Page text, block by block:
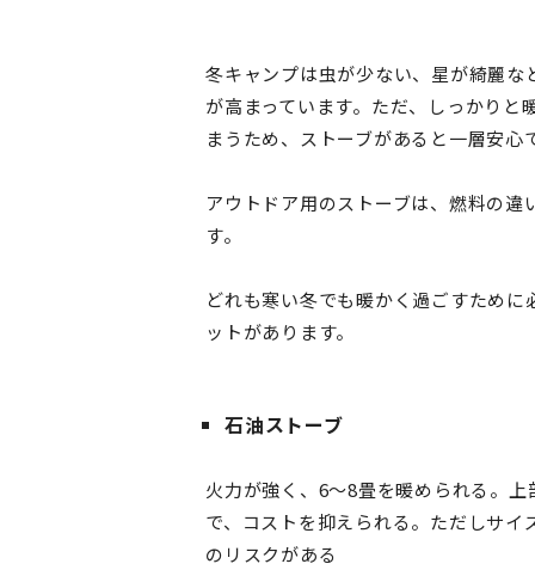
冬キャンプは虫が少ない、星が綺麗
が高まっています。ただ、しっかり
まうため、ストーブがあると一層安心
アウトドア用のストーブは、燃料の
す。
どれも寒い冬でも暖かく過ごすため
ットがあります。
石油ストーブ
火力が強く、6〜8畳を暖められる。
で、コストを抑えられる。ただしサ
のリスクがある